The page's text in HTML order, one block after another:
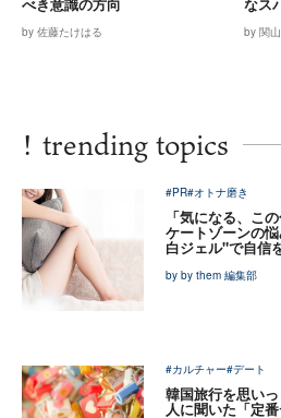
by 佐藤たけはる by 関
! trending topics
#PR#オトナ磨き
「気になる、こ
ケートゾーンの
白ジェル"で自信
by by them 編集部
#カルチャー#デート
韓国旅行を思い
人に聞いた「定番